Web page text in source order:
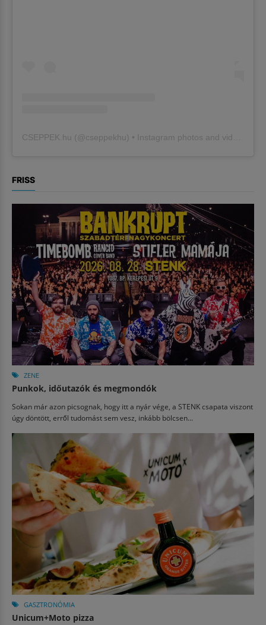
CSEPPEK.hu (@cseppekhu ) • Instagram photos and videos
FRISS
ZENE
Punkok, időutazók és megmondók
Sokan már azon picsognak, hogy itt a nyár vége, a STENK csapata viszont
úgy döntött, erről tudomást sem vesz, inkább bölcsen...
GASZTRONÓMIA
Unicum+Moto pizza